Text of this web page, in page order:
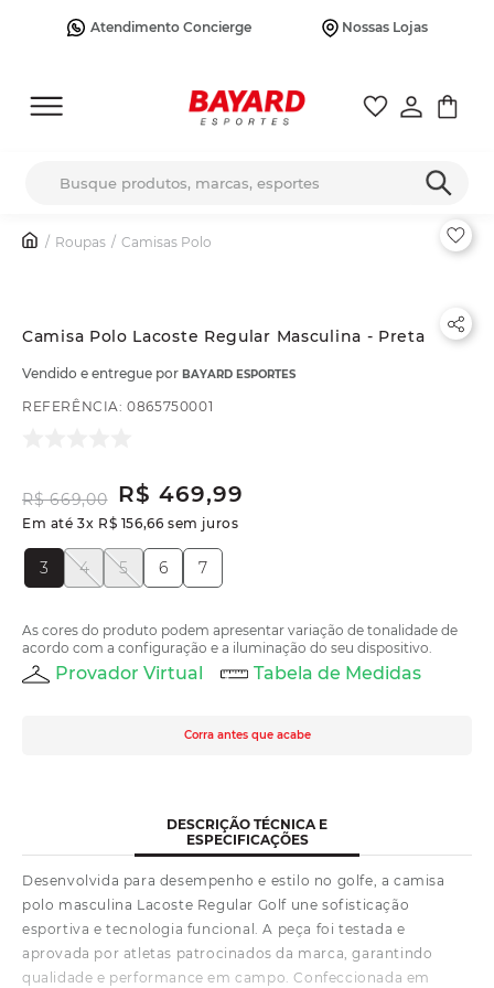
Atendimento Concierge Nossas Lojas
Roupas Camisas Polo
Camisa Polo Lacoste Regular Masculina - Preta
Vendido e entregue por BAYARD ESPORTES
REFERÊNCIA:0865750001
R$ 669,00 R$ 469,99
Em até3x R$ 156,66 sem juros
3 4 5 6 7
As cores do produto podem apresentar variação de tonalidade de
acordo com a configuração e a iluminação do seu dispositivo.
Provador Virtual Tabela de Medidas
Corra antes que acabe
DESCRIÇÃO TÉCNICA E
ESPECIFICAÇÕES
Desenvolvida para desempenho e estilo no golfe, a camisa
polo masculina Lacoste Regular Golf une sofisticação
esportiva e tecnologia funcional. A peça foi testada e
aprovada por atletas patrocinados da marca, garantindo
qualidade e performance em campo. Confeccionada em